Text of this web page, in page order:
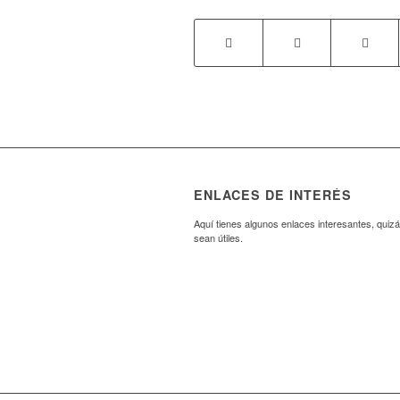
ENLACES DE INTERÉS
Aquí tienes algunos enlaces interesantes,
sean útiles.